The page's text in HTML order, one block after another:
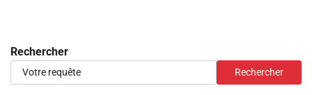
Rechercher
Rechercher